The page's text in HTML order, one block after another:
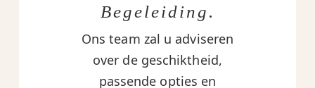
Begeleiding.
Ons team zal u adviseren
over de geschiktheid,
passende opties en